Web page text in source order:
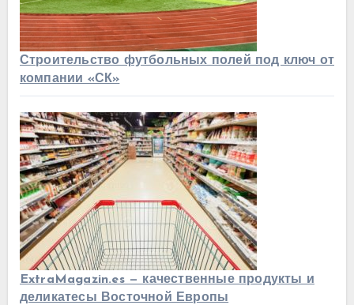
Строительство футбольных полей под ключ от
компании «СК»
ExtraMagazin.es — качественные продукты и
деликатесы Восточной Европы